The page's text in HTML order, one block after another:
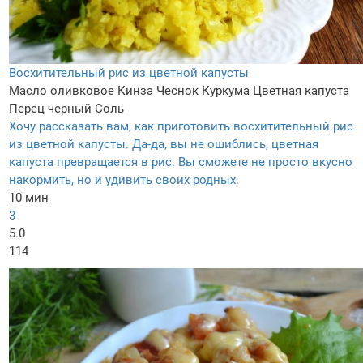
Восхитительный рис из цветной капусты
Масло оливковое Кинза Чеснок Куркума Цветная капуста
Перец черный Соль
Хочу рассказать вам, как приготовить восхитительный рис
из цветной капусты. Да-да, вы не ошиблись, цветная
капуста превращается в рис. Вы сможете не просто вкусно
накормить, но и удивить своих родных.
10 мин
3
5.0
114